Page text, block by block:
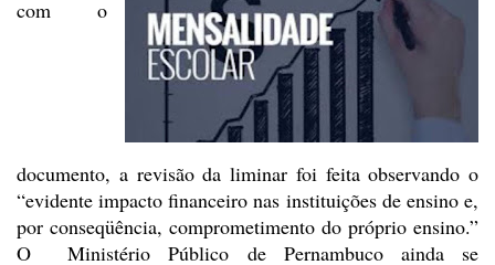
com o
documento, arevisão da liminar foi feita observando o
“evidente impacto financeiro nas instituições de ensino e,
por conseqüência, comprometimento do próprio ensino.”
O
Ministério Público dePernambuco ainda se